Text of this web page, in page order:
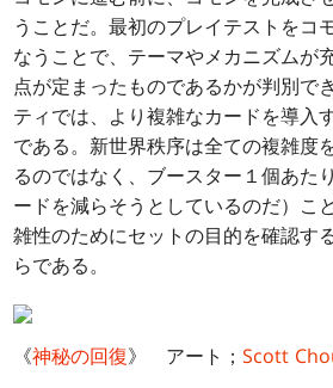
うことだ。最初のプレイテストをコ
なうことで、テーマやメカニズムが
点が定まったものであるかが判別で
ティでは、より複雑なカードを導入
である。新世界秩序は全ての複雑度
るのではなく、ブースター１個あた
ードを減らそうとしているのだ）こ
雑性のためにセットの目的を確認す
らである。
《神秘の回復》 アート；Scott